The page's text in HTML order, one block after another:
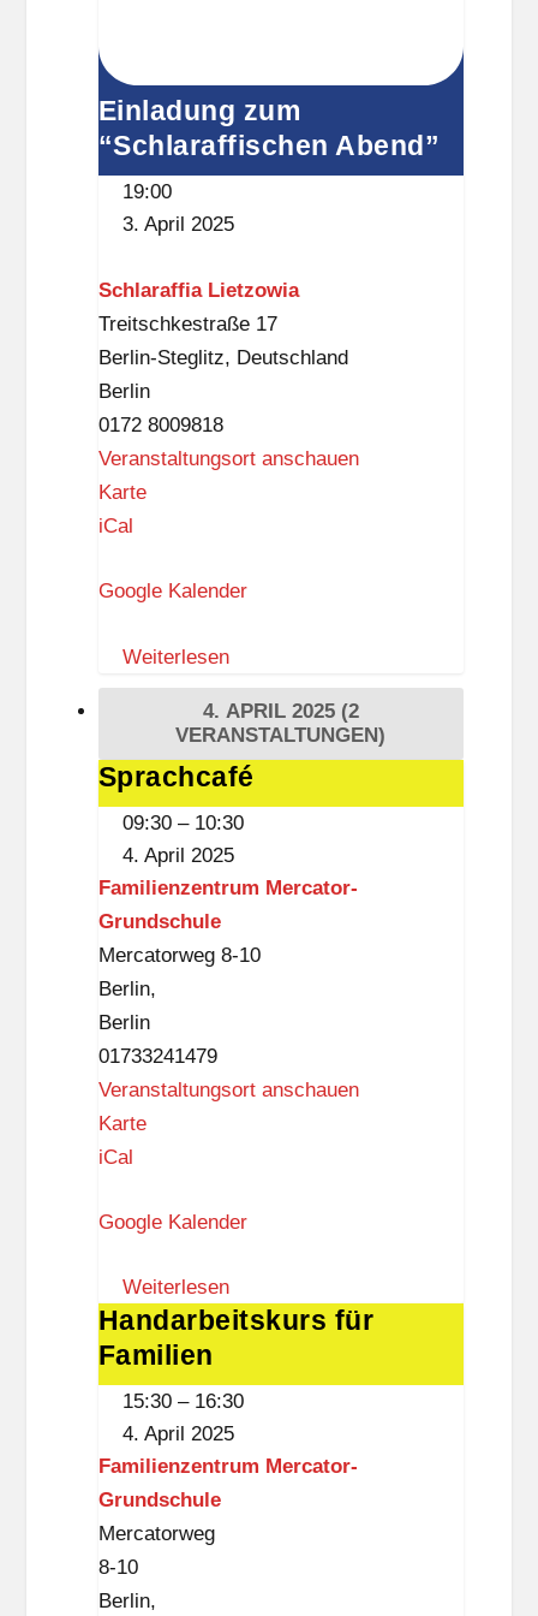
l
e
Einladung zum
“Schlaraffischen Abend”
19:00
3. April 2025
Schlaraffia Lietzowia
Treitschkestraße 17
Berlin-Steglitz, Deutschland
Berlin
0172 8009818
Veranstaltungsort anschauen
KarteS
l
r
a
f
a
L
i
e
t
z
o
w
i
a
iCal
Google Kalender
Weiterlesen
4. APRIL 2025 (2
VERANSTALTUNGEN)
Sprachcafé
Sprachcafé
09:30 – 10:30
4. April 2025
Familienzentrum Mercator-
Grundschule
Mercatorweg 8-10
Berlin,
Berlin
01733241479
Veranstaltungsort anschauen
KarteF
i
i
e
n
z
e
n
t
r
m
iCal
Google Kalender
Weiterlesen
Handarbeitskurs
für
Familien
Handarbeitskurs für
Familien
15:30 – 16:30
4. April 2025
Familienzentrum Mercator-
Grundschule
Mercatorweg
8-10
Berlin,